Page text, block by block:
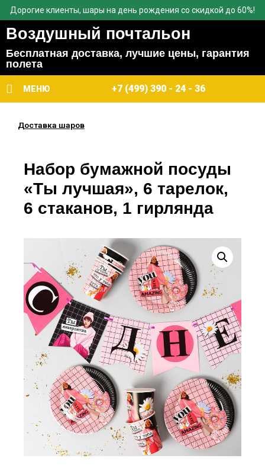
Дорогие клиенты, шары на день рождения со скидкой до 60%!
Воздушный почтальон
Бесплатная доставка, лучшие цены, гарантия
полета
МЕНЮ +7 (499) 390 - 24 - 36
Доставка шаров
Набор бумажной посуды
«Ты лучшая», 6 тарелок,
6 стаканов, 1 гирлянда